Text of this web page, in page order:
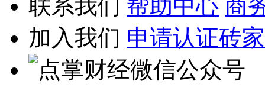
联系我们 帮助中心 商
加入我们 申请认证砖家